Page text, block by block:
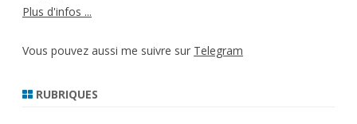
Plus d'infos ...
Vous pouvez aussi me suivre sur Telegram
RUBRIQUES